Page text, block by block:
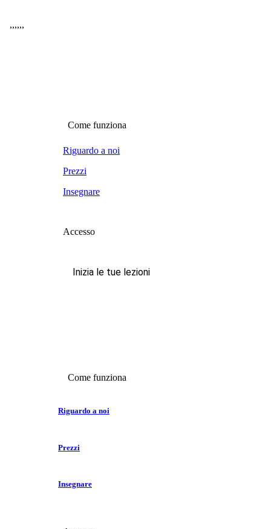
,,,,,,
Come funziona
Riguardo a noi
Prezzi
Insegnare
Accesso
Inizia le tue lezioni
Come funziona
Riguardo a noi
Prezzi
Insegnare